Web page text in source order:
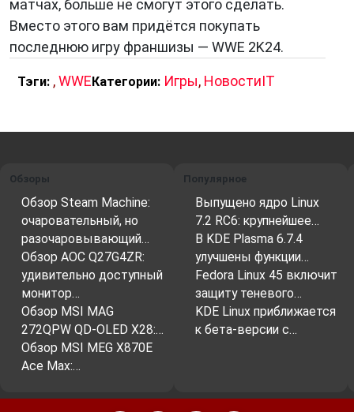
матчах, больше не смогут этого сделать.
Вместо этого вам придётся покупать
последнюю игру франшизы — WWE 2K24.
Тэги: ,WWEКатегории: Игры, НовостиIT
Обзоры
Обзор Steam Machine:
очаровательный, но
разочаровывающий…
Обзор AOC Q27G4ZR:
удивительно доступный
монитор…
Обзор MSI MAG
272QPW QD-OLED X28:…
Обзор MSI MEG X870E
Ace Max:…
Популярное
Выпущено ядро Linux
7.2 RC6: крупнейшее…
В KDE Plasma 6.7.4
улучшены функции…
Fedora Linux 45 включит
защиту теневого…
KDE Linux приближается
к бета-версии с…